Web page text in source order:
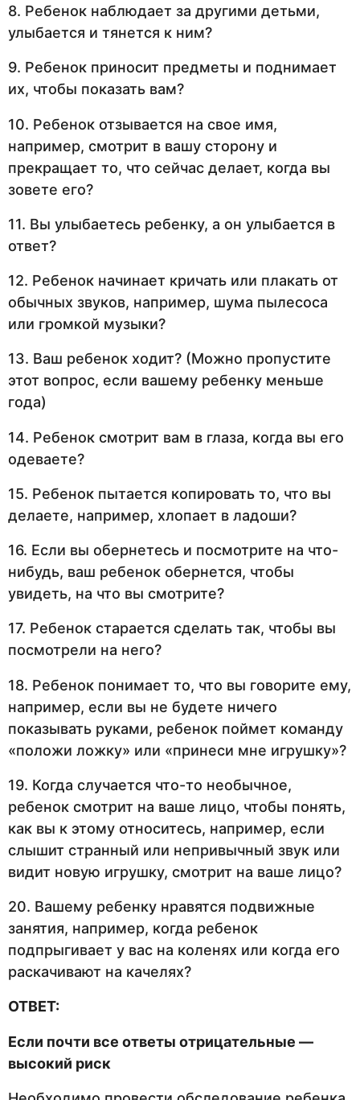
8. Ребенок наблюдает за другими детьми,
улыбается и тянется к ним?
9. Ребенок приносит предметы и поднимает
их, чтобы показать вам?
10. Ребенок отзывается на свое имя,
например, смотрит в вашу сторону и
прекращает то, что сейчас делает, когда вы
зовете его?
11. Вы улыбаетесь ребенку, а он улыбается в
ответ?
12. Ребенок начинает кричать или плакать от
обычных звуков, например, шума пылесоса
или громкой музыки?
13. Ваш ребенок ходит? (Можно пропустите
этот вопрос, если вашему ребенку меньше
года)
14. Ребенок смотрит вам в глаза, когда вы его
одеваете?
15. Ребенок пытается копировать то, что вы
делаете, например, хлопает в ладоши?
16. Если вы обернетесь и посмотрите на что-
нибудь, ваш ребенок обернется, чтобы
увидеть, на что вы смотрите?
17. Ребенок старается сделать так, чтобы вы
посмотрели на него?
18. Ребенок понимает то, что вы говорите ему,
например, если вы не будете ничего
показывать руками, ребенок поймет команду
«положи ложку» или «принеси мне игрушку»?
19. Когда случается что-то необычное,
ребенок смотрит на ваше лицо, чтобы понять,
как вы к этому относитесь, например, если
слышит странный или непривычный звук или
видит новую игрушку, смотрит на ваше лицо?
20. Вашему ребенку нравятся подвижные
занятия, например, когда ребенок
подпрыгивает у вас на коленях или когда его
раскачивают на качелях?
ОТВЕТ:
Если почти все ответы отрицательные —
высокий риск